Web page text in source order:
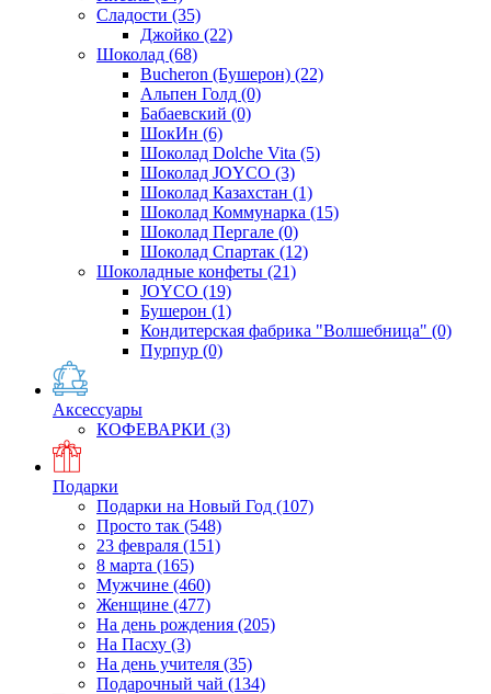
Сладости (35)
Джойко (22)
Шоколад (68)
Bucheron (Бушерон) (22)
Альпен Голд (0)
Бабаевский (0)
ШокИн (6)
Шоколад Dolche Vita (5)
Шоколад JOYCO (3)
Шоколад Казахстан (1)
Шоколад Коммунарка (15)
Шоколад Пергале (0)
Шоколад Спартак (12)
Шоколадные конфеты (21)
JOYCO (19)
Бушерон (1)
Кондитерская фабрика "Волшебница" (0)
Пурпур (0)
Аксессуары
КОФЕВАРКИ (3)
Подарки
Подарки на Новый Год (107)
Просто так (548)
23 февраля (151)
8 марта (165)
Мужчине (460)
Женщине (477)
На день рождения (205)
На Пасху (3)
На день учителя (35)
Подарочный чай (134)